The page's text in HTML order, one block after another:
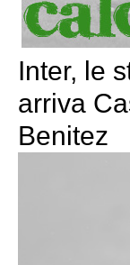
Inter, le
arriva
Benitez